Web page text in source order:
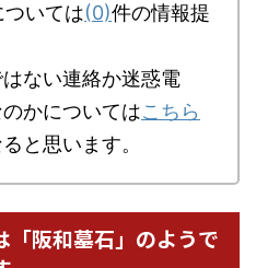
ついては(0)件の情報提
ない連絡か迷惑電
かについてはこちら
と思います。
「阪和墓石」のようで